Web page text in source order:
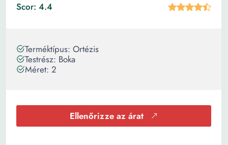
Scor: 4.4
Terméktípus: Ortézis
Testrész: Boka
Méret: 2
Ellenőrizze az árat